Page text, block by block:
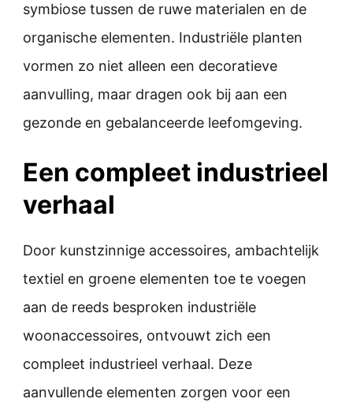
symbiose tussen de ruwe materialen en de
organische elementen. Industriële planten
vormen zo niet alleen een decoratieve
aanvulling, maar dragen ook bij aan een
gezonde en gebalanceerde leefomgeving.
Een compleet industrieel
verhaal
Door kunstzinnige accessoires, ambachtelijk
textiel en groene elementen toe te voegen
aan de reeds besproken industriële
woonaccessoires, ontvouwt zich een
compleet industrieel verhaal. Deze
aanvullende elementen zorgen voor een